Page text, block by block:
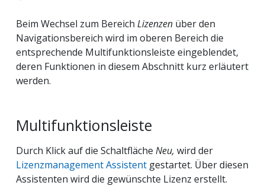
Beim Wechsel zum Bereich Lizenzen über den
Navigationsbereich wird im oberen Bereich die
entsprechende Multifunktionsleiste eingeblendet,
deren Funktionen in diesem Abschnitt kurz erläutert
werden.
Multifunktionsleiste
Durch Klick auf die Schaltfläche Neu, wird der
Lizenzmanagement Assistent gestartet. Über diesen
Assistenten wird die gewünschte Lizenz erstellt.